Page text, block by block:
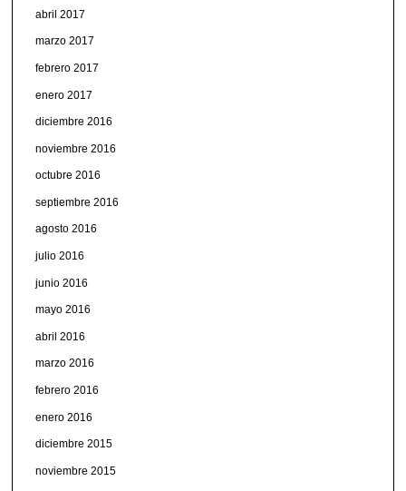
abril 2017
marzo 2017
febrero 2017
enero 2017
diciembre 2016
noviembre 2016
octubre 2016
septiembre 2016
agosto 2016
julio 2016
junio 2016
mayo 2016
abril 2016
marzo 2016
febrero 2016
enero 2016
diciembre 2015
noviembre 2015